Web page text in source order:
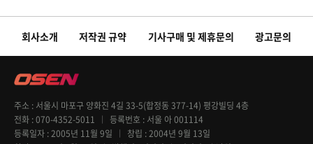
회사소개 저작권 규약 기사구매 및 제휴문의 광고문의
주소
서울시 마포구 양화진 4길 33-5(합정동 377-14) 평강빌딩 4층
전화 070-4352-5011 등록번호
서울 아 001114
등록일자 2005년 11월 9일 창립 2004년 9월 13일